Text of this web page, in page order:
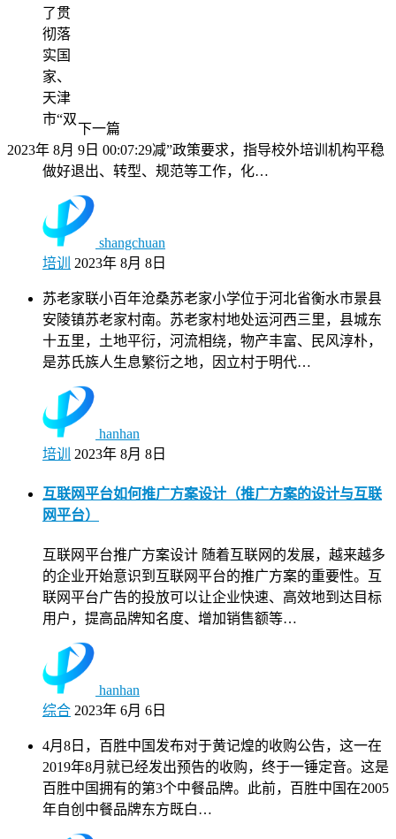
下一篇
2023年 8月 9日 00:07:29
了贯
彻落
实国
家、
天津
市“双
减”政策要求，指导校外培训机构平稳
做好退出、转型、规范等工作，化…
shangchuan
培训
2023年 8月 8日
苏老家联小百年沧桑苏老家小学位于河北省衡水市景县
安陵镇苏老家村南。苏老家村地处运河西三里，县城东
十五里，土地平衍，河流相绕，物产丰富、民风淳朴，
是苏氏族人生息繁衍之地，因立村于明代…
hanhan
培训
2023年 8月 8日
互联网平台如何推广方案设计（推广方案的设计与互联
网平台）
互联网平台推广方案设计 随着互联网的发展，越来越多
的企业开始意识到互联网平台的推广方案的重要性。互
联网平台广告的投放可以让企业快速、高效地到达目标
用户，提高品牌知名度、增加销售额等…
hanhan
综合 2023年 6月 6日
4月8日，百胜中国发布对于黄记煌的收购公告，这一在
2019年8月就已经发出预告的收购，终于一锤定音。这是
百胜中国拥有的第3个中餐品牌。此前，百胜中国在2005
年自创中餐品牌东方既白…